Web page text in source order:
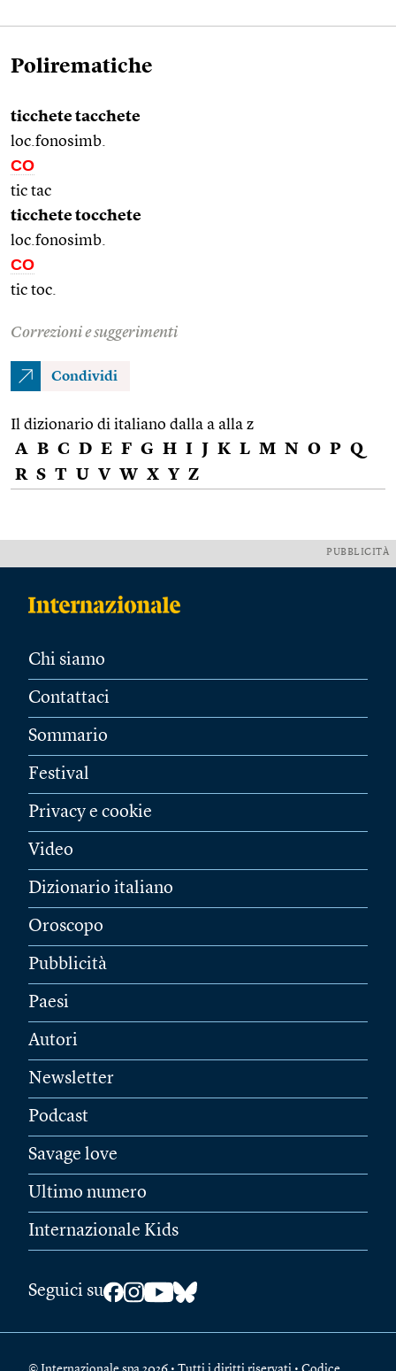
Polirematiche
ticchete tacchete
loc.fonosimb.
CO
tic tac
ticchete tocchete
loc.fonosimb.
CO
tic toc.
Correzioni e suggerimenti
Condividi
Il dizionario di italiano dalla a alla z
A B C D E F G H I J K L M N O P Q
R S T U V W X Y Z
PUBBLICITÀ
Chi siamo
Contattaci
Sommario
Festival
Privacy e cookie
Video
Dizionario italiano
Oroscopo
Pubblicità
Paesi
Autori
Newsletter
Podcast
Savage love
Ultimo numero
Internazionale Kids
Seguici su